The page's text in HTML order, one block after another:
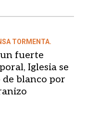
TORMENTA.
fuerte
Iglesia se
blanco por